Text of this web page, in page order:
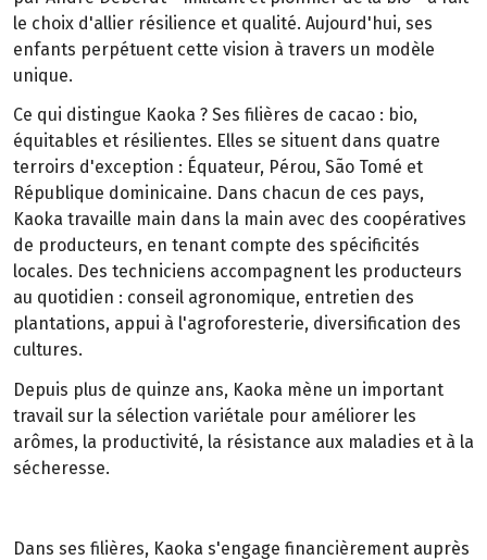
le choix d'allier résilience et qualité. Aujourd'hui, ses
enfants perpétuent cette vision à travers un modèle
unique.
Ce qui distingue Kaoka ? Ses filières de cacao : bio,
équitables et résilientes. Elles se situent dans quatre
terroirs d'exception : Équateur, Pérou, São Tomé et
République dominicaine. Dans chacun de ces pays,
Kaoka travaille main dans la main avec des coopératives
de producteurs, en tenant compte des spécificités
locales. Des techniciens accompagnent les producteurs
au quotidien : conseil agronomique, entretien des
plantations, appui à l'agroforesterie, diversification des
cultures.
Depuis plus de quinze ans, Kaoka mène un important
travail sur la sélection variétale pour améliorer les
arômes, la productivité, la résistance aux maladies et à la
sécheresse.
Dans ses filières, Kaoka s'engage financièrement auprès